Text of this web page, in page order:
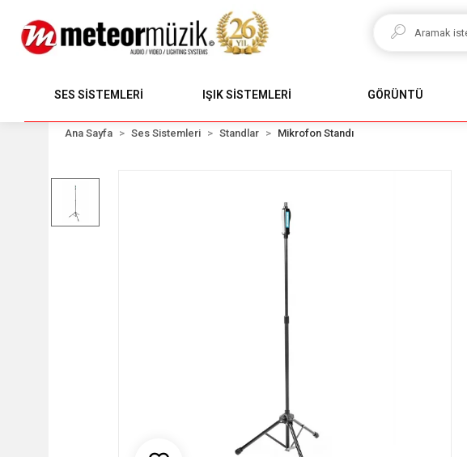
SES SİSTEMLERİ IŞIK SİSTEMLERİ GÖRÜNTÜ
Ana Sayfa Ses Sistemleri Standlar Mikrofon Standı